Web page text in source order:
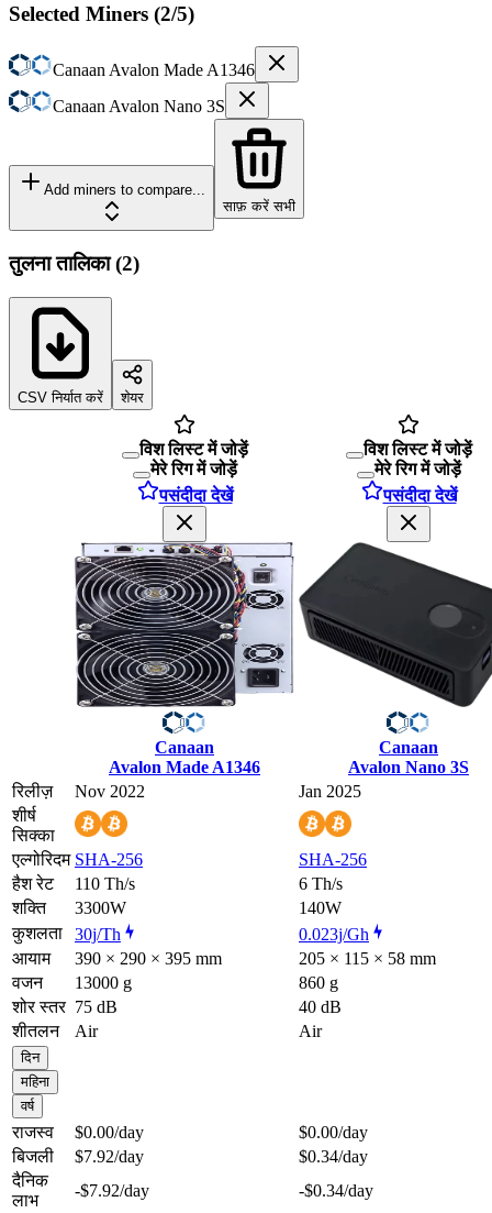
Selected Miners (2/5)
Canaan Avalon Made A1346
Canaan Avalon Nano 3S
Add miners to compare...
साफ़ करें सभी
तुलना तालिका(2)
CSV निर्यात करें शेयर
विश लिस्ट में जोड़ें
मेरे रिग में जोड़ें
पसंदीदा देखें
Canaan
Avalon Made A1346
विश लिस्ट में जोड़ें
मेरे रिग में जोड़ें
पसंदीदा देखें
Canaan
Avalon Nano 3S
रिलीज़
Nov 2022
Jan 2025
शीर्ष
सिक्का
एल्गोरिदम SHA-256
SHA-256
हैश रेट
110 Th/s
6 Th/s
शक्ति
3300W
140W
कुशलता
30j/Th
0.023j/Gh
आयाम
390 × 290 × 395 mm
205 × 115 × 58 mm
वजन
13000 g
860 g
शोर स्तर 75 dB
40 dB
शीतलन
Air Air
दिन
महिना
वर्ष
राजस्व $0.00/day $0.00/day
बिजली
$7.92/day $0.34/day
दैनिक
लाभ
-$7.92/day -$0.34/day